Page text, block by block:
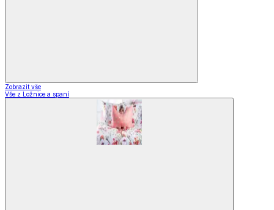
Zobrazit vše
Vše z Ložnice a spaní